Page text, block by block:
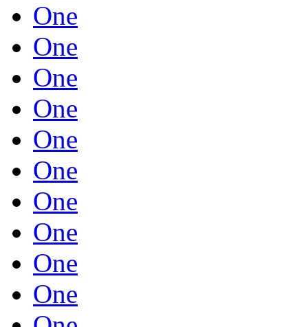
One
One
One
One
One
One
One
One
One
One